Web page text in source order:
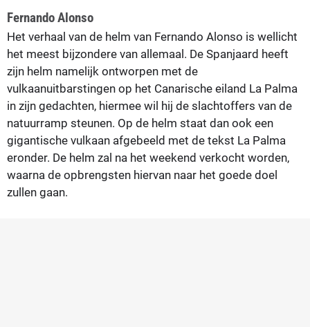
Fernando Alonso
Het verhaal van de helm van Fernando Alonso is wellicht
het meest bijzondere van allemaal. De Spanjaard heeft
zijn helm namelijk ontworpen met de
vulkaanuitbarstingen op het Canarische eiland La Palma
in zijn gedachten, hiermee wil hij de slachtoffers van de
natuurramp steunen. Op de helm staat dan ook een
gigantische vulkaan afgebeeld met de tekst La Palma
eronder. De helm zal na het weekend verkocht worden,
waarna de opbrengsten hiervan naar het goede doel
zullen gaan.